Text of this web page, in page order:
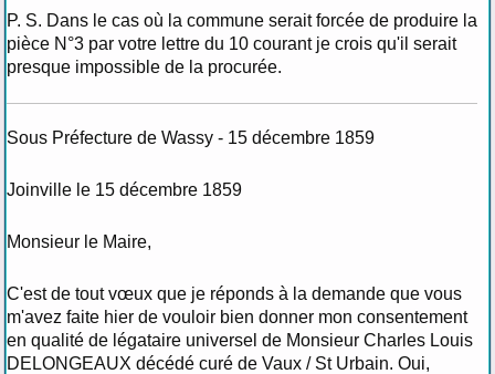
P. S. Dans le cas où la commune serait forcée de produire la
pièce N°3 par votre lettre du 10 courant je crois qu'il serait
presque impossible de la procurée.
Sous Préfecture de Wassy - 15 décembre 1859
Joinville le 15 décembre 1859
Monsieur le Maire,
C'est de tout vœux que je réponds à la demande que vous
m'avez faite hier de vouloir bien donner mon consentement
en qualité de légataire universel de Monsieur Charles Louis
DELONGEAUX décédé curé de Vaux / St Urbain. Oui,